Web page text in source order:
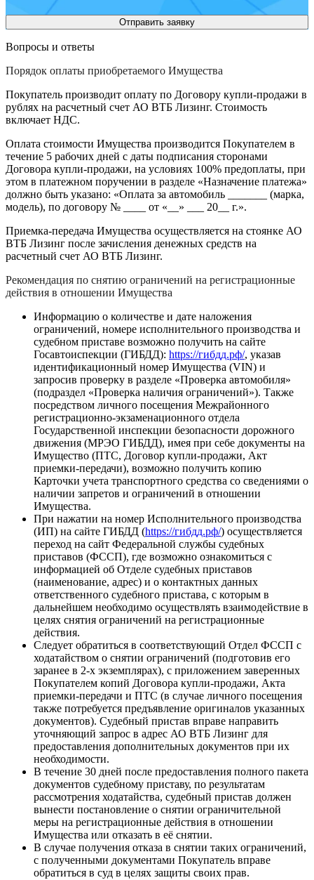
Вопросы и ответы
Порядок оплаты приобретаемого Имущества
Покупатель производит оплату по Договору купли-продажи в
рублях на расчетный счет АО ВТБ Лизинг. Стоимость
включает НДС.
Оплата стоимости Имущества производится Покупателем в
течение 5 рабочих дней с даты подписания сторонами
Договора купли-продажи, на условиях 100% предоплаты, при
этом в платежном поручении в разделе «Назначение платежа»
должно быть указано: «Оплата за автомобиль _______ (марка,
модель), по договору № ____ от «__» ___ 20__ г.».
Приемка-передача Имущества осуществляется на стоянке АО
ВТБ Лизинг после зачисления денежных средств на
расчетный счет АО ВТБ Лизинг.
Рекомендация по снятию ограничений на регистрационные
действия в отношении Имущества
Информацию о количестве и дате наложения
ограничений, номере исполнительного производства и
судебном приставе возможно получить на сайте
Госавтоиспекции (ГИБДД): https://гибдд.рф/, указав
идентификационный номер Имущества (VIN) и
запросив проверку в разделе «Проверка автомобиля»
(подраздел «Проверка наличия ограничений»). Также
посредством личного посещения Межрайонного
регистрационно-экзаменационного отдела
Государственной инспекции безопасности дорожного
движения (МРЭО ГИБДД), имея при себе документы на
Имущество (ПТС, Договор купли-продажи, Акт
приемки-передачи), возможно получить копию
Карточки учета транспортного средства со сведениями о
наличии запретов и ограничений в отношении
Имущества.
При нажатии на номер Исполнительного производства
(ИП) на сайте ГИБДД (https://гибдд.рф/) осуществляется
переход на сайт Федеральной службы судебных
приставов (ФССП), где возможно ознакомиться с
информацией об Отделе судебных приставов
(наименование, адрес) и о контактных данных
ответственного судебного пристава, с которым в
дальнейшем необходимо осуществлять взаимодействие в
целях снятия ограничений на регистрационные
действия.
Следует обратиться в соответствующий Отдел ФССП с
ходатайством о снятии ограничений (подготовив его
заранее в 2-х экземплярах), с приложением заверенных
Покупателем копий Договора купли-продажи, Акта
приемки-передачи и ПТС (в случае личного посещения
также потребуется предъявление оригиналов указанных
документов). Судебный пристав вправе направить
уточняющий запрос в адрес АО ВТБ Лизинг для
предоставления дополнительных документов при их
необходимости.
В течение 30 дней после предоставления полного пакета
документов судебному приставу, по результатам
рассмотрения ходатайства, судебный пристав должен
вынести постановление о снятии ограничительной
меры на регистрационные действия в отношении
Имущества или отказать в её снятии.
В случае получения отказа в снятии таких ограничений,
с полученными документами Покупатель вправе
обратиться в суд в целях защиты своих прав.